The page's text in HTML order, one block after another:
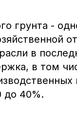
грунта -
в
в том
до 40%.